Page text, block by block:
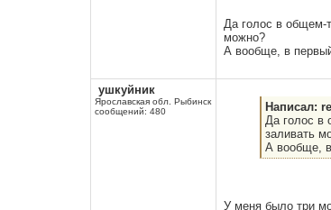
Да голос в общем-
можно?
А вообще, в
ушкуйник
Ярославская обл. Рыбинск
сообщений: 480
Написал:
Да голос в
заливать
А вообще,
У меня было три